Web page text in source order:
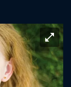
Bild